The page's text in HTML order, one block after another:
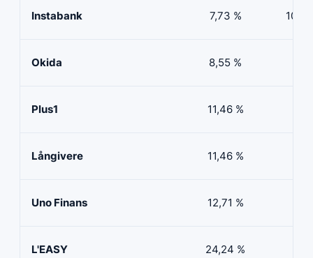
Instabank 7,73 % 100
Okida 8,55 %
Plus1 11,46 %
Långivere 11,46 %
Uno Finans 12,71 %
L'EASY 24,24 %